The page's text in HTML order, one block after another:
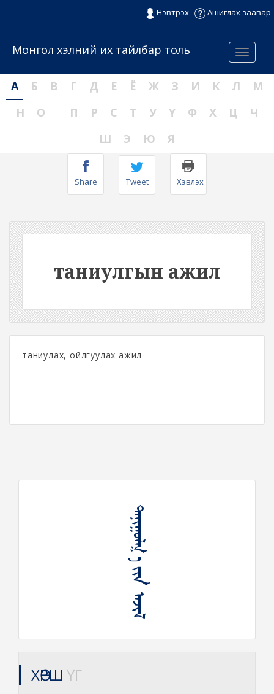
Нэвтрэх Ашиглах заавар
Menu
Монгол хэлний их тайлбар толь
А Б В Г Д Е Ё Ж З И К Л
М
Н
О П Р С Т У Ү Ф Х Ц
Ч
Ш
Э Ю Я
Share Tweet Хэвлэх
таниулгын ажил
таниулах, ойлгуулах ажил
ᠲᠠᠨᠢᠭᠤᠯᠬ᠋ ᠠ ᠶᠢᠨ ᠠᠵᠢᠯ
ХӨРШ ҮГ